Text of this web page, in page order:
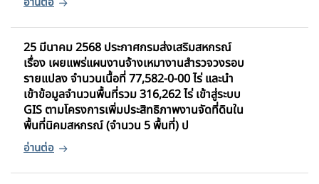
25 มีนาคม 2568 ประกาศกรมส่งเสริมสหกรณ์
เรื่อง เผยแพร่แผนงานจ้างเหมางานสำรวจวงรอบ
รายแปลง จำนวนเนื้อที่ 77,582-0-00 ไร่ และนำ
เข้าข้อมูลจำนวนพื้นที่รวม 316,262 ไร่ เข้าสู่ระบบ
GIS ตามโครงการเพิ่มประสิทธิภาพงานจัดที่ดินใน
พื้นที่นิคมสหกรณ์ (จำนวน 5 พื้นที่) ป